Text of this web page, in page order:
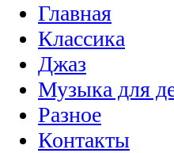
Главная
Классика
Джаз
Музыка для
Разное
Контакты